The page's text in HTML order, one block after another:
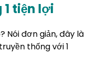
tiện lợi
Nói đơn giản, đây là
thống với 1